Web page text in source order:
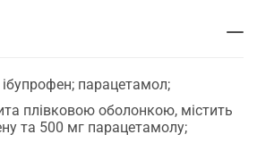
парацетамол;
плівковою оболонкою, містить
та 500 мг парацетамолу;